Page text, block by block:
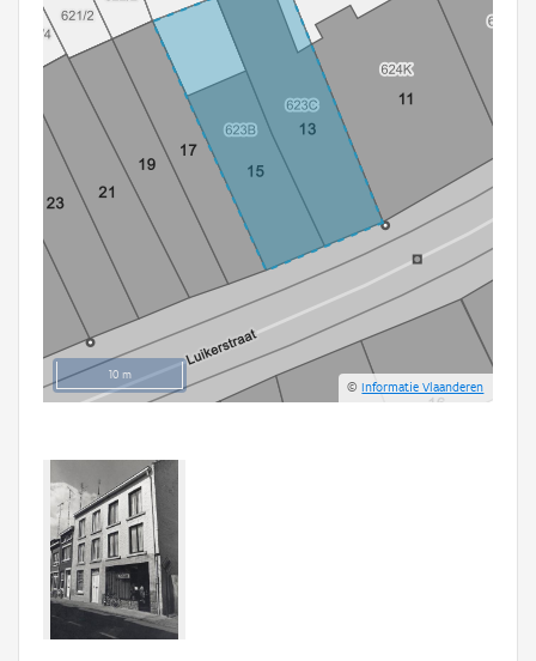
Hergebruik
Aanmelden
10 m
©Informatie Vlaanderen